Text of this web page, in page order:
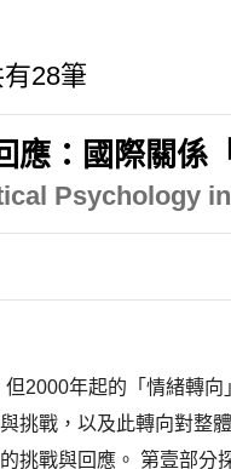
28筆
應：國際關係
Psychology
2000年起的「情緒轉
挑戰，以及此轉向對整
挑戰與回應。 第壹部